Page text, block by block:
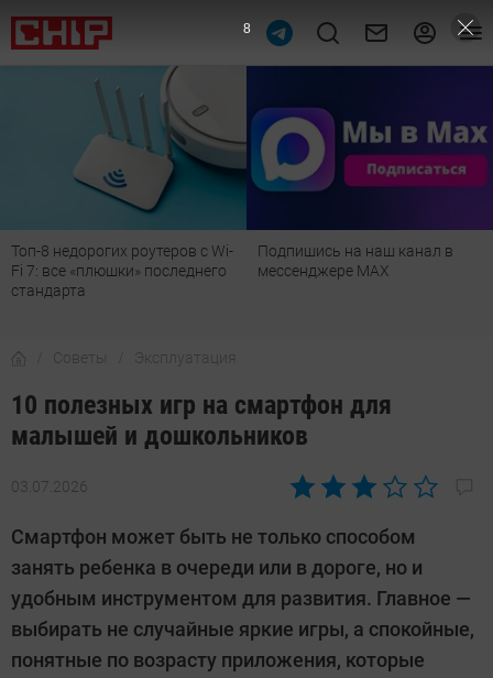
Подпишись на наш канал в
мессенджере МАХ
Рейтинг телевизоров 2026:
лучшие модели для гостиной,
Советы Эксплуатация
10 полезных игр на смартфон для
малышей и дошкольников
03.07.2026
Автор:
Попкова
Смартфон может быть не только способом
занять ребенка в очереди или в дороге, но и
удобным инструментом для развития. Главное —
выбирать не случайные яркие игры, а спокойные,
понятные по возрасту приложения, которые
6